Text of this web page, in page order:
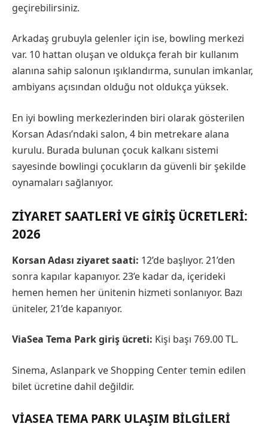
geçirebilirsiniz.
Arkadaş grubuyla gelenler için ise, bowling merkezi
var. 10 hattan oluşan ve oldukça ferah bir kullanım
alanına sahip salonun ışıklandırma, sunulan imkanlar,
ambiyans açısından olduğu not oldukça yüksek.
En iyi bowling merkezlerinden biri olarak gösterilen
Korsan Adası’ndaki salon, 4 bin metrekare alana
kurulu. Burada bulunan çocuk kalkanı sistemi
sayesinde bowlingi çocukların da güvenli bir şekilde
oynamaları sağlanıyor.
ZIYARET SAATLERI VE GIRIŞ ÜCRETLERI:
2026
Korsan Adası ziyaret saati: 12’de başlıyor. 21’den
sonra kapılar kapanıyor. 23’e kadar da, içerideki
hemen hemen her ünitenin hizmeti sonlanıyor. Bazı
üniteler, 21’de kapanıyor.
ViaSea Tema Park giriş ücreti: Kişi başı 769.00 TL.
Sinema, Aslanpark ve Shopping Center temin edilen
bilet ücretine dahil değildir.
VIASEA TEMA PARK ULAŞIM BILGILERI